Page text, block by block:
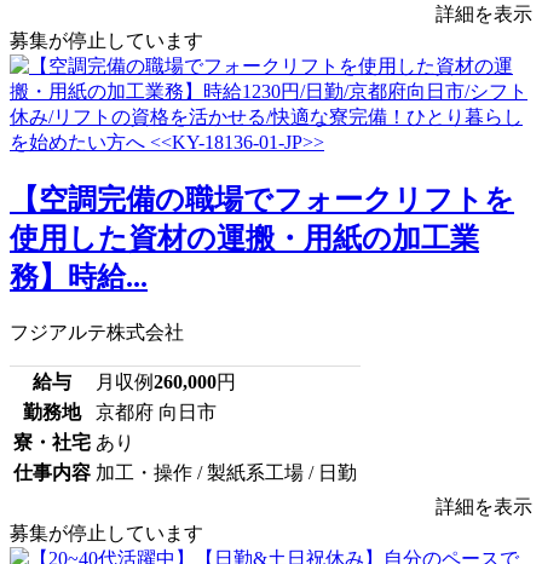
詳細を表示
募集が停止しています
【空調完備の職場でフォークリフトを
使用した資材の運搬・用紙の加工業
務】時給...
フジアルテ株式会社
給与 月収例260,000円
勤務地
京都府 向日市
寮・社宅 あり
仕事内容 加工・操作 / 製紙系工場 / 日勤
詳細を表示
募集が停止しています